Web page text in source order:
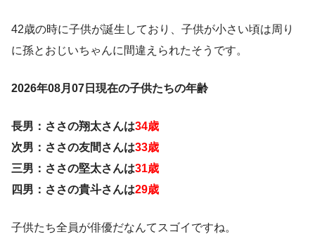
42歳の時に子供が誕生しており、子供が小さい頃は周り
に孫とおじいちゃんに間違えられたそうです。
2026年08月07日現在の子供たちの年齢
長男：ささの翔太さんは34歳
次男：ささの友間さんは33歳
三男：ささの堅太さんは31歳
四男：ささの貴斗さんは29歳
子供たち全員が俳優だなんてスゴイですね。